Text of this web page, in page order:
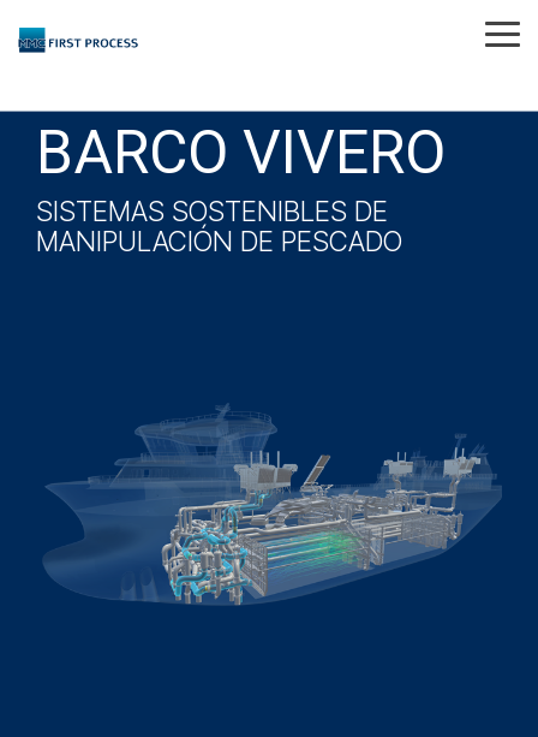
to
the
content.
BARCO VIVERO
SISTEMAS SOSTENIBLES DE
MANIPULACIÓN DE PESCADO